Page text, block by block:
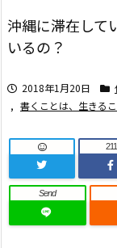
沖縄に滞在して
いるの？
2018年1月20日
, 書くことは、生きるこ
211
Send